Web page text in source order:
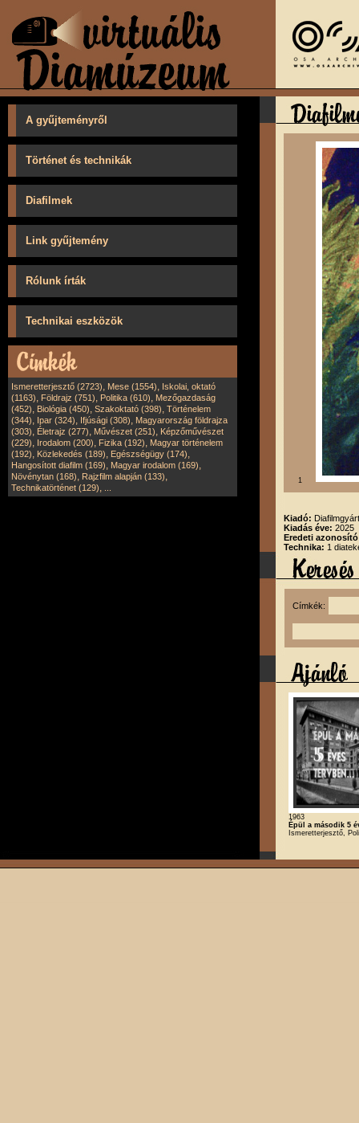
A gyűjteményről
Történet és technikák
Diafilmek
Link gyűjtemény
Rólunk írták
Technikai eszközök
Ismeretterjesztő (2723), Mese (1554), Iskolai, oktató
(1163), Földrajz (751), Politika (610), Mezőgazdaság
(452), Biológia (450), Szakoktató (398), Történelem
(344), Ipar (324), Ifjúsági (308), Magyarország földrajza
(303), Életrajz (277), Művészet (251), Képzőművészet
(229), Irodalom (200), Fizika (192), Magyar történelem
(192), Közlekedés (189), Egészségügy (174),
Hangosított diafilm (169), Magyar irodalom (169),
Növénytan (168), Rajzfilm alapján (133),
Technikatörténet (129),
1
Kiadó:
Kiadás éve: 2025
Eredeti
Technika: 1
Címkék:
1963
Épül a második 5
Ismeretterjesztő,